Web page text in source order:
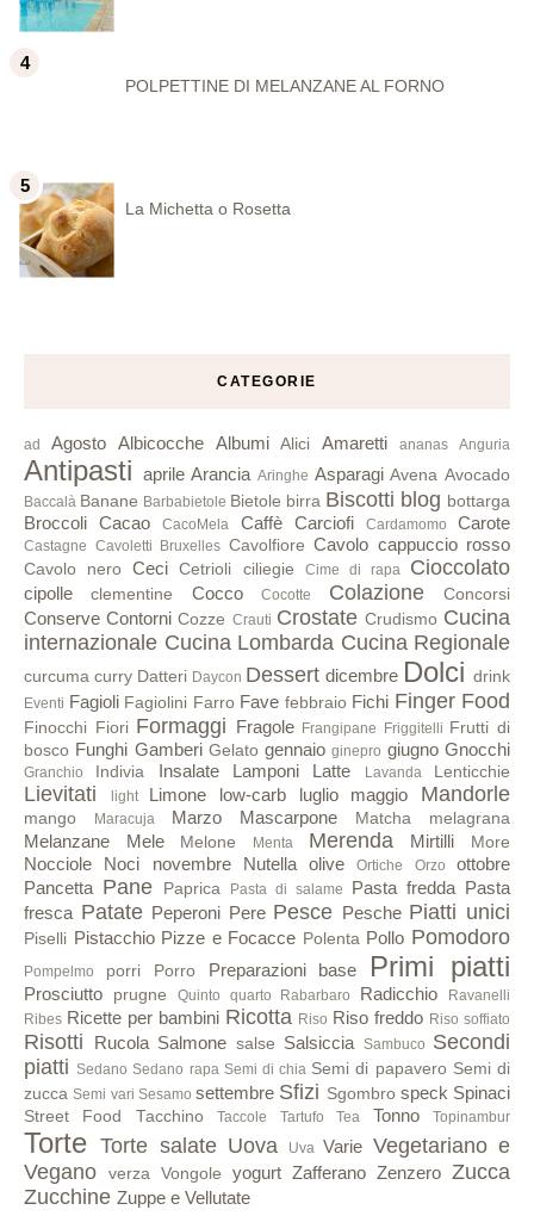
POLPETTINE DI MELANZANE AL FORNO
La Michetta o Rosetta
CATEGORIE
ad Agosto Albicocche Albumi Alici Amaretti ananas Anguria
Antipasti aprile Arancia Aringhe Asparagi Avena Avocado
Baccalà Banane Barbabietole Bietole birra Biscotti blog bottarga
Broccoli Cacao CacoMela Caffè Carciofi Cardamomo Carote
Castagne Cavoletti Bruxelles Cavolfiore Cavolo cappuccio rosso
Cavolo nero Ceci Cetrioli ciliegie Cime di rapa Cioccolato
cipolle clementine Cocco Cocotte Colazione Concorsi
Conserve Contorni Cozze Crauti Crostate Crudismo Cucina
internazionale Cucina Lombarda Cucina Regionale
curcuma curry Datteri Daycon Dessert dicembre Dolci drink
Eventi Fagioli Fagiolini Farro Fave febbraio Fichi Finger Food
Finocchi Fiori Formaggi Fragole Frangipane Friggitelli Frutti di
bosco Funghi Gamberi Gelato gennaio ginepro giugno Gnocchi
Granchio Indivia Insalate Lamponi Latte Lavanda Lenticchie
Lievitati light Limone low-carb luglio maggio Mandorle
mango Maracuja Marzo Mascarpone Matcha melagrana
Melanzane Mele Melone Menta Merenda Mirtilli More
Nocciole Noci novembre Nutella olive Ortiche Orzo
ottobre
Pancetta Pane Paprica Pasta di salame Pasta fredda Pasta
fresca Patate Peperoni Pere Pesce Pesche Piatti unici
Piselli Pistacchio Pizze e Focacce Polenta Pollo Pomodoro
Pompelmo porri Porro Preparazioni base Primi piatti
Prosciutto prugne Quinto quarto Rabarbaro Radicchio
Ravanelli
Ribes Ricette per bambini Ricotta Riso Riso freddo Riso soffiato
Risotti Rucola Salmone salse Salsiccia Sambuco Secondi
piatti Sedano Sedano rapa Semi di chia Semi di papavero Semi di
zucca Semi vari Sesamo settembre Sfizi Sgombro speck Spinaci
Street Food Tacchino Taccole Tartufo Tea Tonno Topinambur
Torte Torte salate Uova Uva Varie Vegetariano e
Vegano
verza Vongole yogurt Zafferano Zenzero Zucca
Zucchine Zuppe e Vellutate